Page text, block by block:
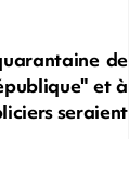
de
et à
seraient